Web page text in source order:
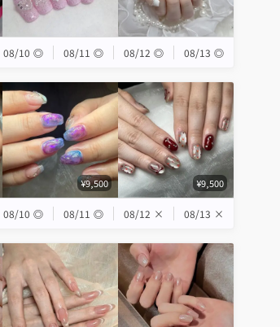
08/10 ◎ 08/11 ◎ 08/12 ◎ 08/13 ◎
¥9,500 ¥9,500
08/10 ◎ 08/11 ◎ 08/12 × 08/13 ×